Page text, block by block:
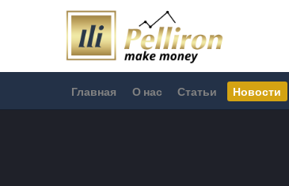
Главная О нас Статьи Новости